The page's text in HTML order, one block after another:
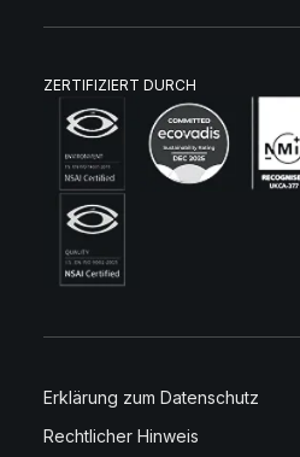
ZERTIFIZIERT DURCH
Erklärung zum Datenschutz
Rechtlicher Hinweis